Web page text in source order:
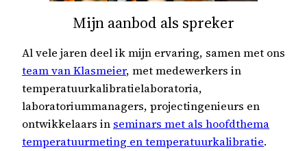
Mijn aanbod als spreker
Al vele jaren deel ik mijn ervaring, samen met ons
team van Klasmeier, met medewerkers in
temperatuurkalibratielaboratoria,
laboratoriummanagers, projectingenieurs en
ontwikkelaars in seminars met als hoofdthema
temperatuurmeting en temperatuurkalibratie.